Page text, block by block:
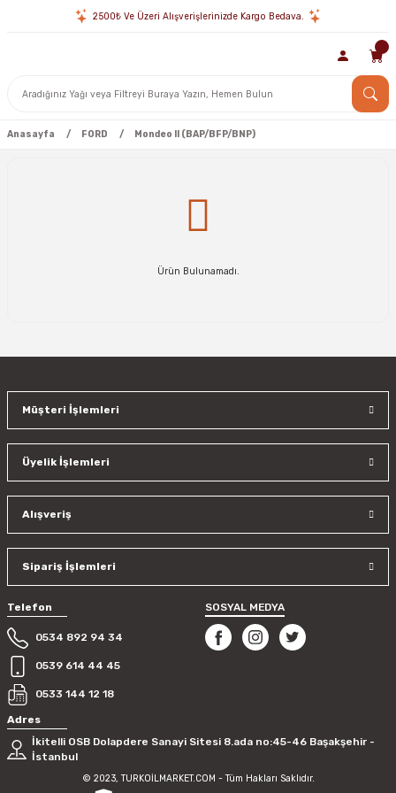
2500₺ Ve Üzeri Alışverişlerinizde Kargo Bedava.
Anasayfa FORD Mondeo II (BAP/BFP/BNP)
Ürün Bulunamadı.
Müşteri İşlemleri
Üyelik İşlemleri
Alışveriş
Sipariş İşlemleri
Telefon
0534 892 94 34
0539 614 44 45
0533 144 12 18
SOSYAL MEDYA
Adres
İkitelli OSB Dolapdere Sanayi Sitesi 8.ada no:45-46 Başakşehir -
İstanbul
© 2023, TURKOİLMARKET.COM - Tüm Hakları Saklıdır.